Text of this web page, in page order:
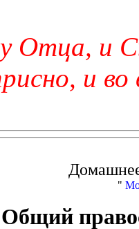
Отца, и
и во
"
Общий